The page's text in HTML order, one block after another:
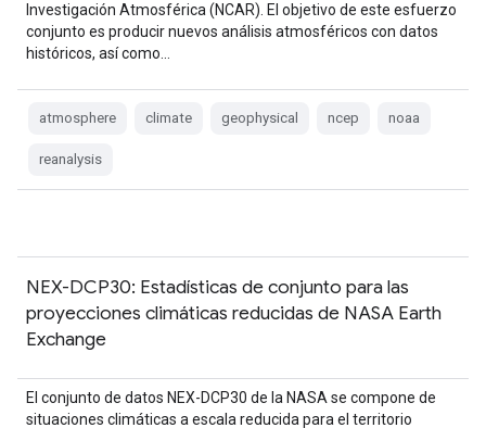
Investigación Atmosférica (NCAR). El objetivo de este esfuerzo
conjunto es producir nuevos análisis atmosféricos con datos
históricos, así como…
atmosphere climate geophysical ncep noaa
reanalysis
NEX-DCP30: Estadísticas de conjunto para las
proyecciones climáticas reducidas de NASA Earth
Exchange
El conjunto de datos NEX-DCP30 de la NASA se compone de
situaciones climáticas a escala reducida para el territorio